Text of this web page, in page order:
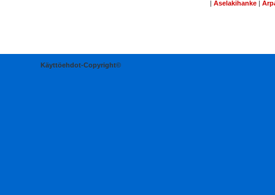
| Aselakihanke|
Käyttöehdot-Copyright©